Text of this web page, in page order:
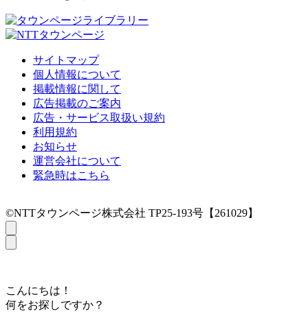
サイトマップ
個人情報について
掲載情報に関して
広告掲載のご案内
広告・サービス取扱い規約
利用規約
お知らせ
運営会社について
緊急時はこちら
©NTTタウンページ株式会社 TP25-193号【261029】
こんにちは！
何をお探しですか？